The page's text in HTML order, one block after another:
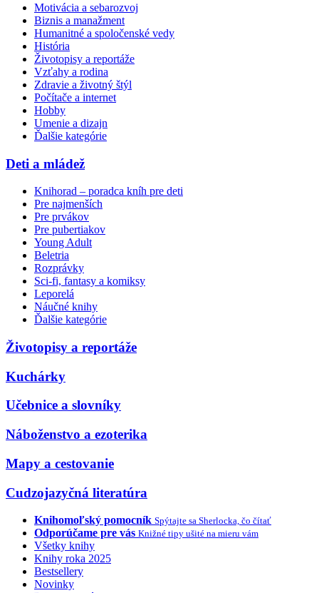
Motivácia a sebarozvoj
Biznis a manažment
Humanitné a spoločenské vedy
História
Životopisy a reportáže
Vzťahy a rodina
Zdravie a životný štýl
Počítače a internet
Hobby
Umenie a dizajn
Ďalšie kategórie
Deti a mládež
Knihorad – poradca kníh pre deti
Pre najmenších
Pre prvákov
Pre pubertiakov
Young Adult
Beletria
Rozprávky
Sci-fi, fantasy a komiksy
Leporelá
Náučné knihy
Ďalšie kategórie
Životopisy a reportáže
Kuchárky
Učebnice a slovníky
Náboženstvo a ezoterika
Mapy a cestovanie
Cudzojazyčná literatúra
Knihomoľský pomocník Spýtajte sa Sherlocka, čo čítať
Odporúčame pre vás Knižné tipy ušité na mieru vám
Všetky knihy
Knihy roka 2025
Bestsellery
Novinky